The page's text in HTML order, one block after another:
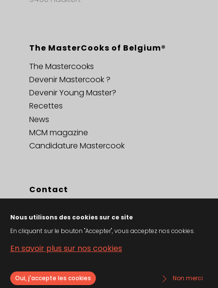
The MasterCooks of Belgium®
The Mastercooks
Devenir Mastercook ?
Devenir Young Master?
Recettes
News
MCM magazine
Candidature Mastercook
Contact
Privacy policy en cookies
Conditions générales de vent
Nous utilisons des cookies sur ce site
En cliquant sur le bouton "Accepter", vous acceptez nos cookies.
En savoir plus sur nos cookies
Oui, j'accepte les cookies Non merci